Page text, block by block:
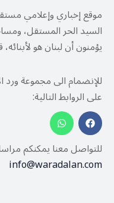
موقع إخباري وإعلامي
السيد الحر المستقل،
يؤمنون أن لبنان هو
للإنضمام الى مجموعة
على الروابط التالية:
للتواصل معنا يمكنكم
info@waradalan.com